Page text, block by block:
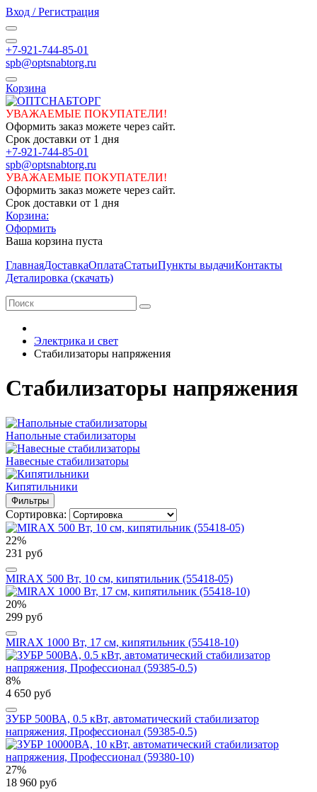
Вход / Регистрация
+7-921-744-85-01
spb@optsnabtorg.ru
Корзина
УВАЖАЕМЫЕ ПОКУПАТЕЛИ!
Оформить заказ можете через сайт.
Срок доставки от 1 дня
+7-921-744-85-01
spb@optsnabtorg.ru
УВАЖАЕМЫЕ ПОКУПАТЕЛИ!
Оформить заказ можете через сайт.
Срок доставки от 1 дня
Корзина:
Оформить
Ваша корзина пуста
ГлавнаяДоставкаОплатаСтатьиПункты выдачиКонтакты
Деталировка (скачать)
Электрика и свет
Стабилизаторы напряжения
Стабилизаторы напряжения
Напольные стабилизаторы
Навесные стабилизаторы
Кипятильники
Фильтры
Сортировка:
22%
231 руб
MIRAX 500 Вт, 10 см, кипятильник (55418-05)
20%
299 руб
MIRAX 1000 Вт, 17 см, кипятильник (55418-10)
8%
4 650 руб
ЗУБР 500ВА, 0.5 кВт, автоматический стабилизатор
напряжения, Профессионал (59385-0.5)
27%
18 960 руб